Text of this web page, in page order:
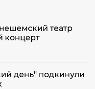
театр
концерт
день" подкинули